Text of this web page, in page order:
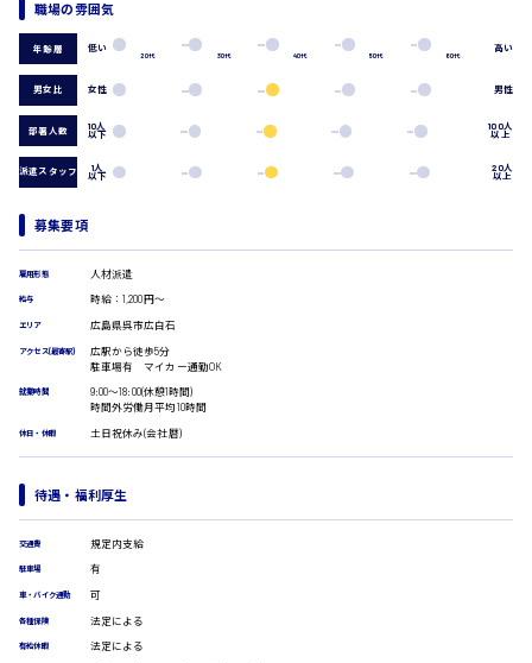
介護・医療系
医師
看護助手
看護師
オフィスワーク系
貿易事務
コールセンターオペレーター
医療事務
IT・クリエイティブ系
WEBデザイナー
システムエンジニア
プログラマー
販売・サービス・フード系
経営企画
広島市南区
広島市西区
広島市佐伯区
広島市安佐南区
広島市安芸区
時給制すべて
職場の雰囲気
年齢層 低い
20代 30代 40代 50代 60代
高い
男女比 女性 男性
部署人数 10人
以下
100人
以上
派遣スタッフ 1人
以下
20人
以上
募集要項
雇用形態 人材派遣
給与 時給：1,200円～
エリア 広島県呉市広白石
アクセス(最寄駅)
広駅から徒歩5分
駐車場有 マイカー通勤OK
就業時間
9:00〜18:00(休憩1時間)
時間外労働月平均10時間
休日・休暇 土日祝休み(会社暦)
待遇・福利厚生
交通費 規定内支給
駐車場 有
車・バイク通勤 可
各種保険 法定による
有給休暇 法定による